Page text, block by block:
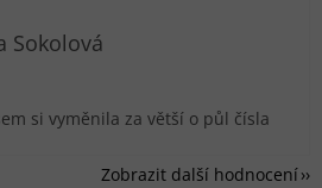
Sokolová
obchodu je 5 z 5 hvězdiček.
si vyměnila za větší o půl čísla
Zobrazit další hodnocení